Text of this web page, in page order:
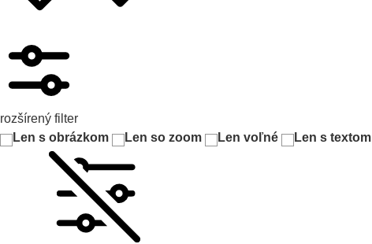
rozšírený filter
Len s obrázkom
Len so zoom Len voľné Len s textom